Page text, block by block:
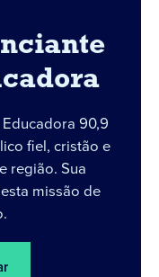
90,9
fiel, cristão e
região. Sua
missão de